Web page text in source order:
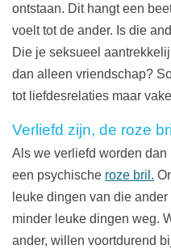
ontstaan. Dit hangt een
voelt tot de ander. Is die
Die je seksueel
dan alleen vriendschap?
tot liefdesrelaties maar
Verliefd zijn, de roze
Als we verliefd worden
een psychische roze bril.
leuke dingen van die
minder leuke dingen weg.
ander, willen voortdurend